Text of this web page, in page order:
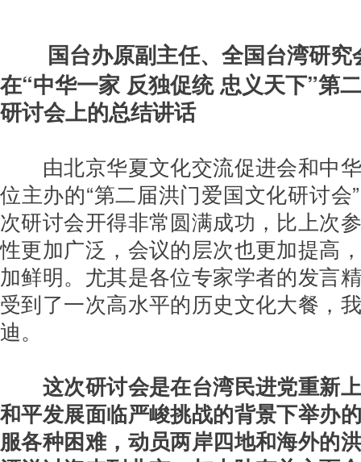
国台办原副主任、全国台湾研
在“中华一家 反独促统 忠义天下”第
研讨会上的总结讲话
由北京华夏文化交流促进会和中
位主办的“第二届洪门爱国文化研讨会
次研讨会开得非常圆满成功，比上次
性更加广泛，会议的层次也更加提高
加鲜明。尤其是各位专家学者的发言
受到了一次高水平的历史文化大餐，
迪。
这次研讨会是在台湾民进党重新
和平发展面临严峻挑战的背景下举办
服各种困难，动员两岸四地和海外的